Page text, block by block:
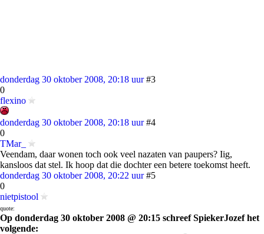
donderdag 30 oktober 2008, 20:18 uur #3
0
flexino
donderdag 30 oktober 2008, 20:18 uur #4
0
TMar_
Veendam, daar wonen toch ook veel nazaten van paupers? Iig,
kansloos dat stel. Ik hoop dat die dochter een betere toekomst heeft.
donderdag 30 oktober 2008, 20:22 uur #5
0
nietpistool
quote:
Op donderdag 30 oktober 2008 @ 20:15 schreef SpiekerJozef het
volgende: